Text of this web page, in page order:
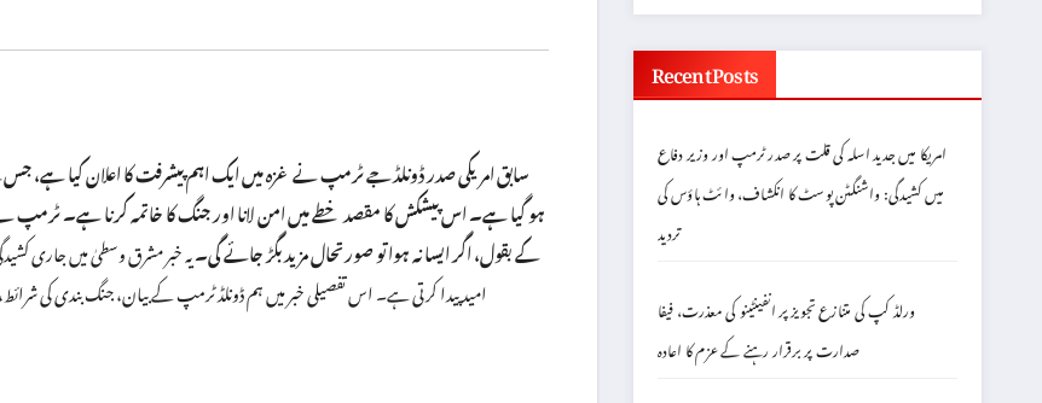
ہو گیا ہے۔ اس پیشکش کا مقصد خطے میں امن لانا اور جنگ کا خاتمہ کرنا ہے۔
کے بقول، اگر ایسا نہ ہوا تو صورتحال مزید بگڑ جائے گی۔یہ خبر مشرق وسطیٰ میں جاری
امید پیدا کرتی ہے۔ اس تفصیلی خبر میں ہم ڈونلڈ ٹرمپ کے بیان، جنگ بندی کی
Recent Posts
امریکا میں جدید اسلہ کی قلت پر صدر ٹرمپ اور وزیر دفاع
میں کشیدگی: واشنگٹن پوسٹ کا انکشاف، وائٹ ہاؤس کی
تردید
ورلڈ کپ کی متنازع تجویز پر انفینٹینو کی معذرت، فیفا
صدارت پر برقرار رہنے کے عزم کا اعادہ